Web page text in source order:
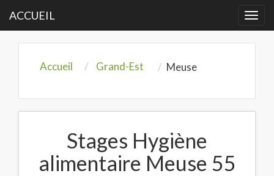
ACCUEIL
Accueil Grand-Est Meuse
Stages Hygiène
alimentaire Meuse 55